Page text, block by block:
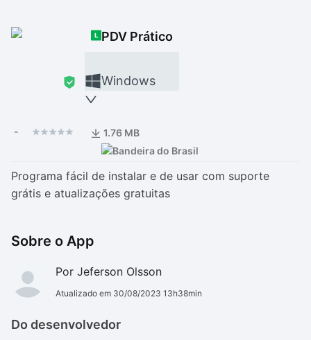
PDV Prático
Windows
- 1.76 MB
Programa fácil de instalar e de usar com suporte
grátis e atualizações gratuitas
Sobre o App
Por Jeferson Olsson
Atualizado em 30/08/2023 13h38min
Do desenvolvedor